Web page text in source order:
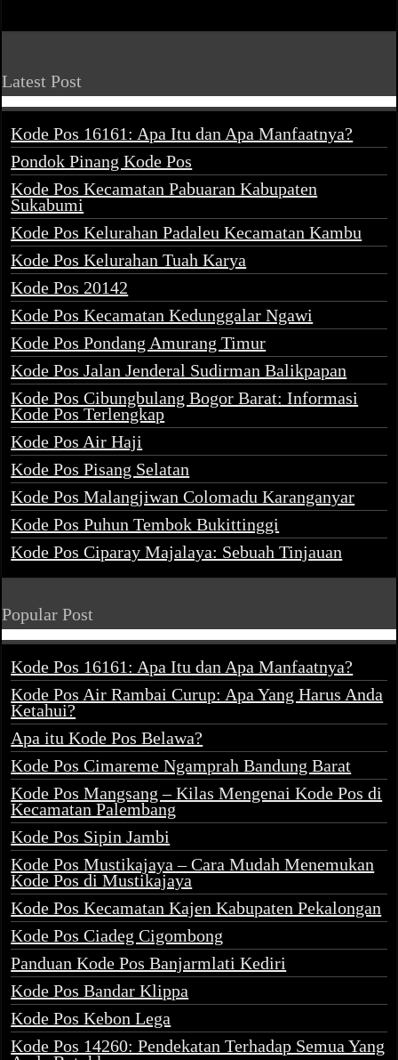
Latest Post
Kode Pos 16161: Apa Itu dan Apa Manfaatnya?
Pondok Pinang Kode Pos
Kode Pos Kecamatan Pabuaran Kabupaten
Sukabumi
Kode Pos Kelurahan Padaleu Kecamatan Kambu
Kode Pos Kelurahan Tuah Karya
Kode Pos 20142
Kode Pos Kecamatan Kedunggalar Ngawi
Kode Pos Pondang Amurang Timur
Kode Pos Jalan Jenderal Sudirman Balikpapan
Kode Pos Cibungbulang Bogor Barat: Informasi
Kode Pos Terlengkap
Kode Pos Air Haji
Kode Pos Pisang Selatan
Kode Pos Malangjiwan Colomadu Karanganyar
Kode Pos Puhun Tembok Bukittinggi
Kode Pos Ciparay Majalaya: Sebuah Tinjauan
Popular Post
Kode Pos 16161: Apa Itu dan Apa Manfaatnya?
Kode Pos Air Rambai Curup: Apa Yang Harus Anda
Ketahui?
Apa itu Kode Pos Belawa?
Kode Pos Cimareme Ngamprah Bandung Barat
Kode Pos Mangsang – Kilas Mengenai Kode Pos di
Kecamatan Palembang
Kode Pos Sipin Jambi
Kode Pos Mustikajaya – Cara Mudah Menemukan
Kode Pos di Mustikajaya
Kode Pos Kecamatan Kajen Kabupaten Pekalongan
Kode Pos Ciadeg Cigombong
Panduan Kode Pos Banjarmlati Kediri
Kode Pos Bandar Klippa
Kode Pos Kebon Lega
Kode Pos 14260: Pendekatan Terhadap Semua Yang